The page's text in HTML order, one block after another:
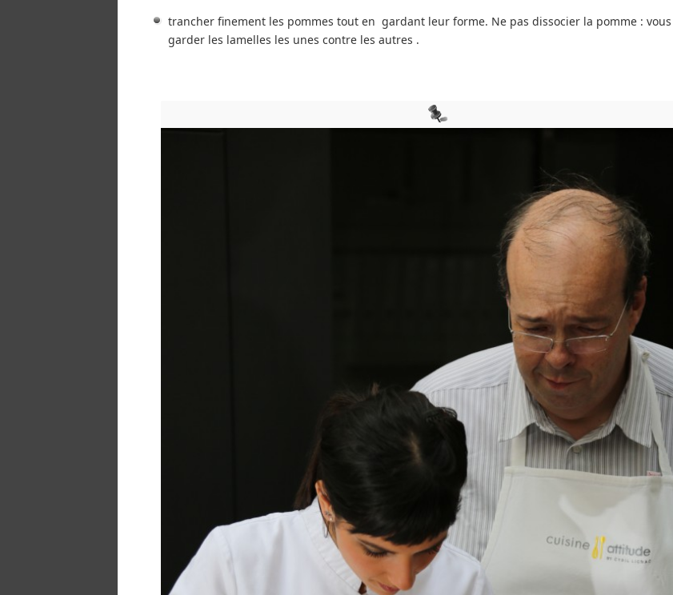
trancher finement les pommes tout en gardant leur forme. Ne pas dissocier la pomme : vous
garder les lamelles les unes contre les autres .